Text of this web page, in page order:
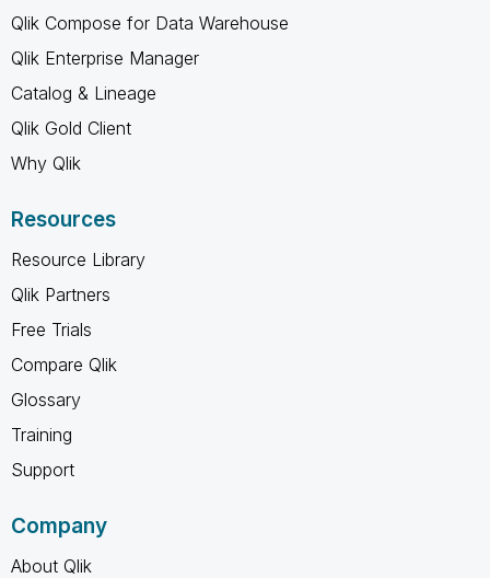
Qlik Compose for Data Warehouse
Qlik Enterprise Manager
Catalog & Lineage
Qlik Gold Client
Why Qlik
Resources
Resource Library
Qlik Partners
Free Trials
Compare Qlik
Glossary
Training
Support
Company
About Qlik